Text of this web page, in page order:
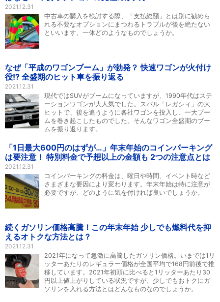
2021.12.31
中古車の購入を検討する際、「支払総額」とは別に勧めら
れる不要なオプションにまつわるトラブルが後を絶たない
といいます。一体どのようなものでしょうか。
なぜ「平成のワゴンブーム」が勃発？ 快速ワゴンが火付け
役!? 全盛期のヒット車を振り返る
2021.12.31
現代ではSUVがブームになっていますが、1990年代はステ
ーションワゴンが大人気でした。スバル「レガシィ」の大
ヒットで、後を追うように各社ワゴンを投入し、一大ブー
ムを巻き起こしたものでした。そんなワゴン全盛期のブー
ムを振り返ります。
「1日最大600円のはずが…」年末年始のコインパーキング
は要注意！ 特別料金で予想以上の金額も 2つの注意点とは
2021.12.31
コインパーキングの料金は、曜日や時間、イベント時など
さまざまな要因により変わります。年末年始は特に注意が
必要ですが、どのように気を付ければ良いでしょうか。
続くガソリン価格高騰！この年末年始 少しでも燃料代を抑
えるオトクな方法とは？
2021.12.31
2021年になって急激に高騰したガソリン価格。いまでは1リ
ッターあたりのレギュラー価格が全国平均で168円前後で推
移しています。2021年初頭に比べると1リッターあたり30
円以上値上がりしている状況ですが、少しでもおトクにガ
ソリンを入れる方法とはどんなものなのでしょうか。